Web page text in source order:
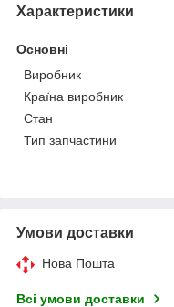
Характеристики
Основні
Виробник
Країна виробник
Стан
Тип запчастини
Умови доставки
Нова Пошта
Всі умови доставки